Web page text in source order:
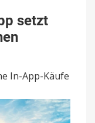
setzt
In-App-Käufe